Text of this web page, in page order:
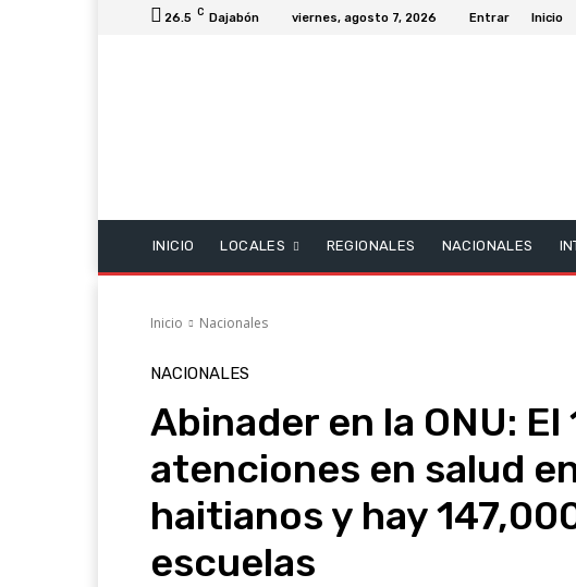
26.5 C Dajabón viernes, agosto 7, 2026 Entrar Inicio
INICIO LOCALES REGIONALES NACIONALES
Inicio Nacionales
NACIONALES
Abinader en la ONU: El
atenciones en salud
haitianos y hay
escuelas